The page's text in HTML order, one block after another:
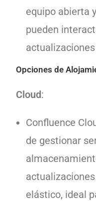
equipo abierta
pueden
Opciones de
Cloud:
Confluence
de gestionar
elástico, ideal